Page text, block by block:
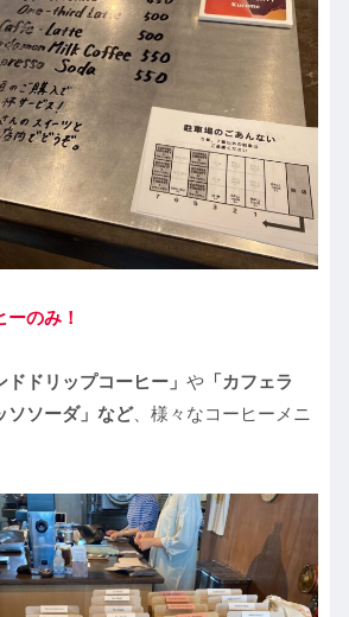
ーのみ！
ドドリップコーヒー」 や 「カフェラ
ソソーダ」など、様々なコーヒーメニ